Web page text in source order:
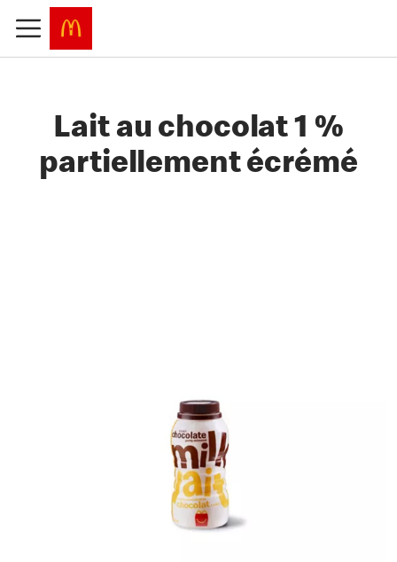
Lait au chocolat 1 %
partiellement écrémé